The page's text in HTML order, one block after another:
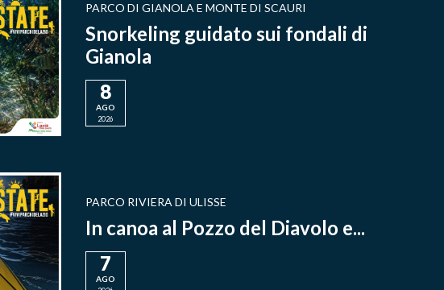
PARCO DI GIANOLA E MONTE DI SCAURI
Snorkeling guidato sui fondali di
Gianola
8
AGO
2026
PARCO RIVIERA DI ULISSE
In canoa al Pozzo del Diavolo e...
7
AGO